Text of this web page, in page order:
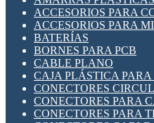
INDICADORES PARA
INTERFACES DE RELÉ
INTERRUPTORES FIN
LLAVES
MEDIDORES DE
MOTORES PASO A
PANTALLAS HMI
PLC -
PROGRAMADORES
ACCESORIOS PARA
ACCESORIOS PARA
BATERÍAS
BORNES PARA PCB
CABLE PLANO
CAJA PLÁSTICA
CONECTORES
CONECTORES PARA
CONECTORES PARA